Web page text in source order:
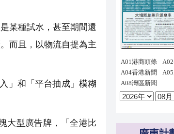
某種試水，甚至期間還
而且，以物流自提為主
」和「平台抽成」模糊
大型廣告牌，「全港比